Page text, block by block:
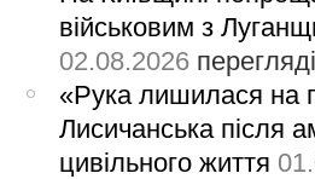
військовим з
02.08.2026
«Рука лишилася на
Лисичанська після
цивільного життя